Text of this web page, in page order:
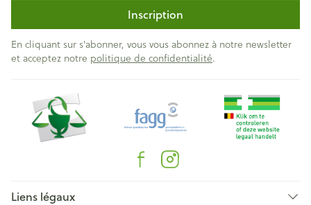
Inscription
En cliquant sur s'abonner, vous vous abonnez à notre newsletter
et acceptez notre politique de confidentialité.
Liens légaux